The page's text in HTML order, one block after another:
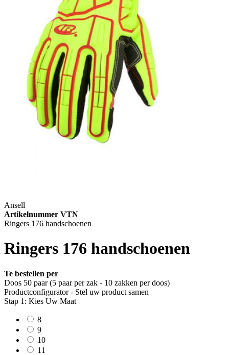
Ansell
Artikelnummer VTN
Ringers 176 handschoenen
Ringers 176 handschoenen
Te bestellen per
Doos 50 paar (5 paar per zak - 10 zakken per doos)
Productconfigurator - Stel uw product samen
Stap 1: Kies Uw Maat
8
9
10
11